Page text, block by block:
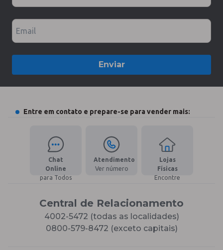
Email
Enviar
Entre em contato e prepare-se para vender mais:
Chat
Online
para Todos
Atendimento
Ver número
Lojas
Físicas
Encontre
Central de Relacionamento
4002-5472 (todas as localidades)
0800-579-8472 (exceto capitais)